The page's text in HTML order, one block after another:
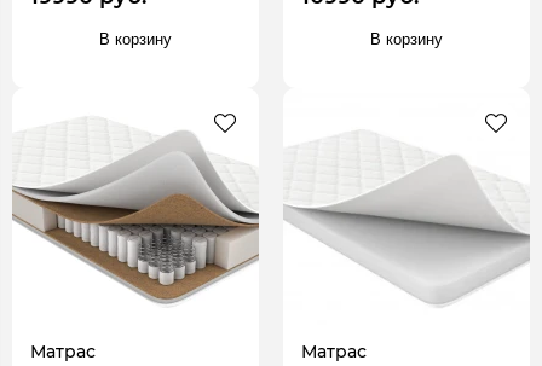
В корзину В корзину
Матрас
Матрас